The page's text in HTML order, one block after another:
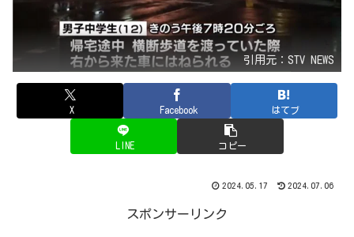
引用元：STV NEWS
X Facebook はてブ
LINE コピー
2024.05.17 2024.07.06
スポンサーリンク